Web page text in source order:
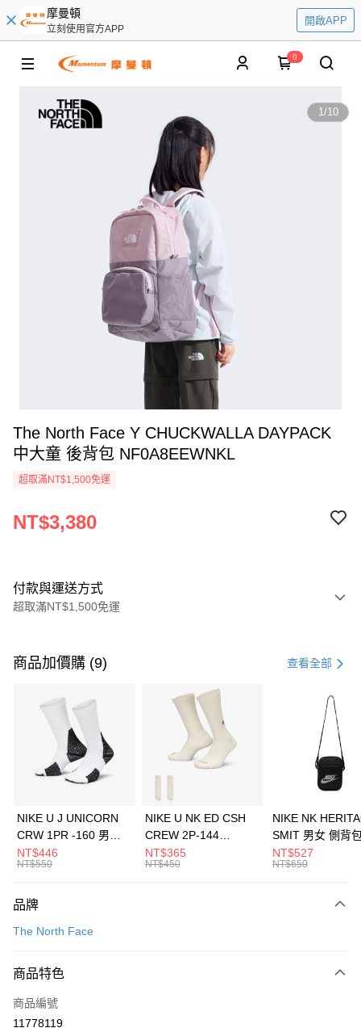
摩曼頓
立刻使用官方APP
開啟APP
0
1/10
The North Face Y CHUCKWALLA DAYPACK
中大童 後背包 NF0A8EEWNKL
超取滿NT$1,500免運
NT$3,380
付款與運送方式
超取滿NT$1,500免運
信用卡一次付款
3 期 0 利率 每期 21家銀行
合作金庫商業銀行
第一商業銀行
華南商業銀行
彰化商業銀行
上海商業儲蓄銀行
元大商業銀行
台灣樂天信用卡公司
Apple Pay
全盈+PAY
AFTEE先享後付
【關於「AFTEE先享後付」】
便利好安心！
３．安心：先確認商品／服務後，再付款。
【「AFTEE先享後付」結帳流程】
１．於結帳方式選擇「AFTEE先享後付」後，將跳轉至「AFTEE先享後付」
運送方式
每筆NT$100，滿NT$1,500(含以上)免運費
宅配
商品加價購 (9) 查看全部
NIKE U J UNICORN
CRW 1PR -160 男女
中統襪 FZ3393100
NT$446
NT$550
NIKE U NK ED CSH
CREW 2P-144
EMBRDY 男女 短統襪
FZ3073133
NT$365
NT$450
NIKE NK
SMIT 男女 側背
BA5871010
NT$527
NT$650
品牌
The North Face
商品特色
商品編號
11778119